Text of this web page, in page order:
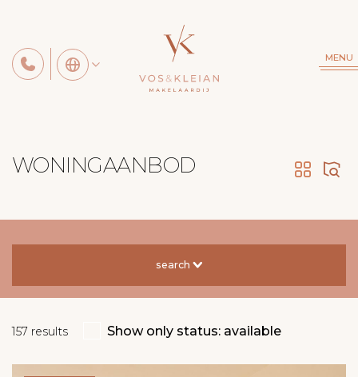
MENU
WONINGAANBOD
search
157 results Show only status: available